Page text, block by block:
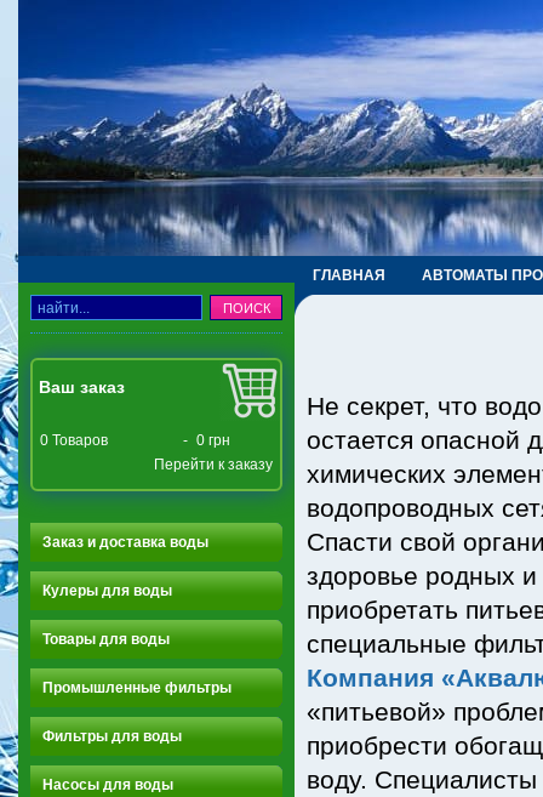
ГЛАВНАЯ АВТОМАТЫ
Ваш заказ
0 Товаров - 0 грн
Перейти к заказу
Заказ и доставка воды
Кулеры для воды
Товары для воды
Промышленные фильтры
Фильтры для воды
Насосы для воды
Не секрет, что
остается опасной
химических
водопроводных
Спасти свой
здоровье родных
приобретать
специальные
Компания
«питьевой»
приобрести
воду.